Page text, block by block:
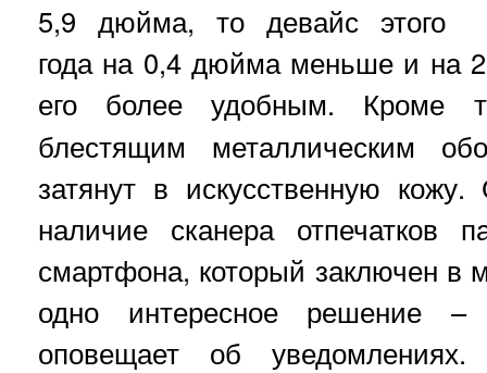
5,9 дюйма, то девайс этого
года на 0,4 дюйма меньше и на
его более удобным. Кроме
блестящим металлическим
затянут в искусственную
наличие сканера отпечатков
смартфона, который заключен в
одно интересное решение –
оповещает об